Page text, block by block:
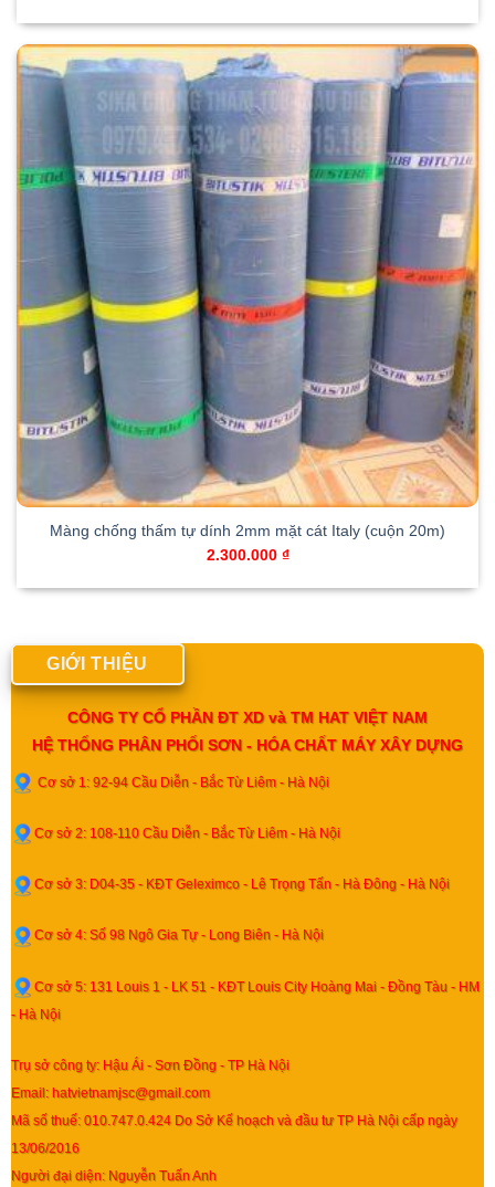
Màng chống thấm tự dính 2mm mặt cát Italy (cuộn 20m)
2.300.000 ₫
GIỚI THIỆU
CÔNG TY CỔ PHẦN ĐT XD và TM HAT VIỆT NAM
HỆ THỐNG PHÂN PHỐI SƠN - HÓA CHẤT MÁY XÂY DỰNG
Cơ sở 1: 92-94 Cầu Diễn - Bắc Từ Liêm - Hà Nội
Cơ sở 2: 108-110 Cầu Diễn - Bắc Từ Liêm - Hà Nội
Cơ sở 3: D04-35 - KĐT Geleximco - Lê Trọng Tấn - Hà Đông - Hà Nội
Cơ sở 4: Số 98 Ngô Gia Tự - Long Biên - Hà Nội
Cơ sở 5: 131 Louis 1 - LK 51 - KĐT Louis City Hoàng Mai - Đồng Tàu - HM
- Hà Nội
Trụ sở công ty: Hậu Ái - Sơn Đồng - TP Hà Nội
Email: hatvietnamjsc@gmail.com
Mã số thuế: 010.747.0.424 Do Sở Kế hoạch và đầu tư TP Hà Nội cấp ngày
13/06/2016
Người đại diện: Nguyễn Tuấn Anh